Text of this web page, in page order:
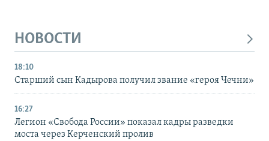
НОВОСТИ
18:10
Старший сын Кадырова получил звание «героя Чечни»
16:27
Легион «Свобода России» показал кадры разведки
моста через Керченский пролив